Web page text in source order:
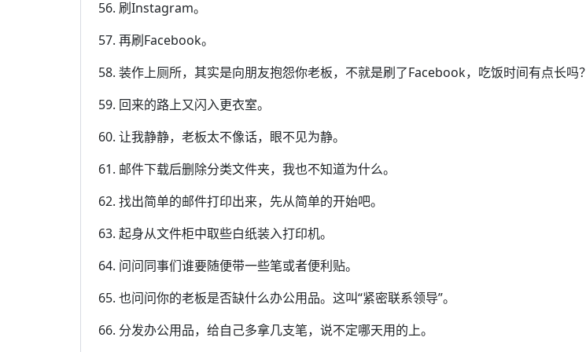
56. 刷Instagram。
57. 再刷Facebook。
58. 装作上厕所，其实是向朋友抱怨你老板，不就是刷了Facebook，吃饭时间有点长吗？
59. 回来的路上又闪入更衣室。
60. 让我静静，老板太不像话，眼不见为静。
61. 邮件下载后删除分类文件夹，我也不知道为什么。
62. 找出简单的邮件打印出来，先从简单的开始吧。
63. 起身从文件柜中取些白纸装入打印机。
64. 问问同事们谁要随便带一些笔或者便利贴。
65. 也问问你的老板是否缺什么办公用品。这叫“紧密联系领导”。
66. 分发办公用品，给自己多拿几支笔，说不定哪天用的上。